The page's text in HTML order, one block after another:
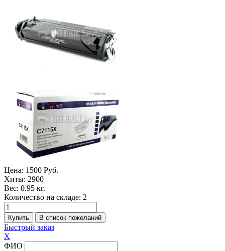
Цена: 1500 Руб.
Хиты: 2900
Вес: 0.95 кг.
Количество на складе: 2
Быстрый заказ
X
ФИО